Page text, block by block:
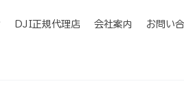
DJI正規代理店 会社案内 お問い